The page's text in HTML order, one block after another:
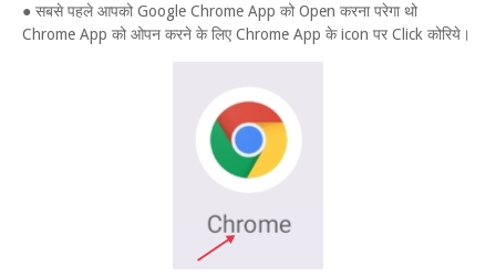
● सबसे पहले आपको Google Chrome App को Open करना परेगा थो
Chrome App को ओपन करने के लिए Chrome App के icon पर Click कोरिये।